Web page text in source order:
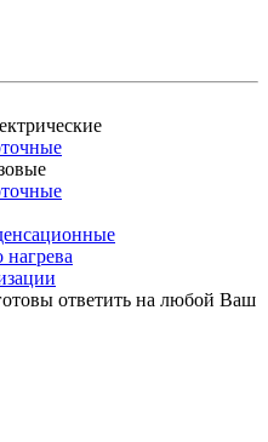
ответить на любой Ваш